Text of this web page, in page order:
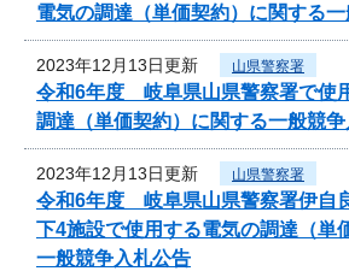
電気の調達（単価契約）に関する
2023年12月13日更新 山県警察署
令和6年度 岐阜県山県警察署で使
調達（単価契約）に関する一般競
2023年12月13日更新 山県警察署
令和6年度 岐阜県山県警察署伊自
下4施設で使用する電気の調達（単
一般競争入札公告